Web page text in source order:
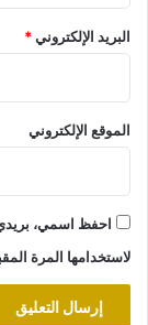
البريد الإلكتروني*
الموقع الإلكتروني
احفظ اسمي، بريدي
لاستخدامها المرة